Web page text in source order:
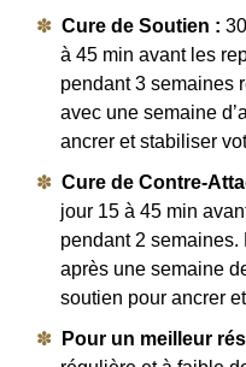
Cure de Soutien :
à 45 min avant les
pendant 3 semaines
avec une semaine
ancrer et stabiliser
Cure de Contre-
jour 15 à 45 min
pendant 2 semaines.
après une semaine
soutien pour ancrer
Pour un meilleur